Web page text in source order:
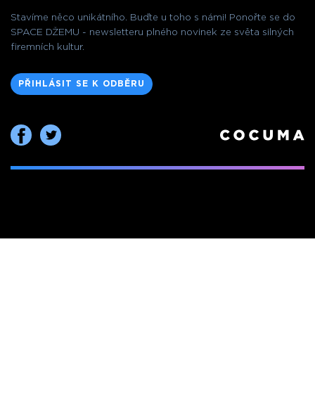
Stavíme něco unikátního. Buďte u toho s námi! Ponořte se do
SPACE DŽEMU - newsletteru plného novinek ze světa silných
firemních kultur.
PŘIHLÁSIT SE K ODBĚRU